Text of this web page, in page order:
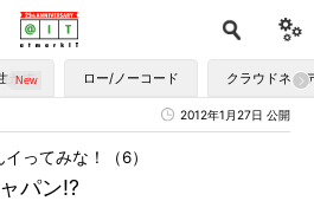
かす ロー/ノーコード クラウドネイ
2012年1月27日 公開
パン!?
ってみな！（6）